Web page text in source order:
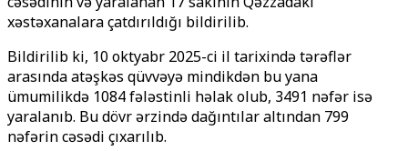
xəstəxanalara çatdırıldığı bildirilib.
Bildirilib ki, 10 oktyabr 2025-ci il tarixində tərəflər
arasında atəşkəs qüvvəyə mindikdən bu yana
ümumilikdə 1084 fələstinli həlak olub, 3491 nəfər isə
yaralanıb. Bu dövr ərzində dağıntılar altından 799
nəfərin cəsədi çıxarılıb.